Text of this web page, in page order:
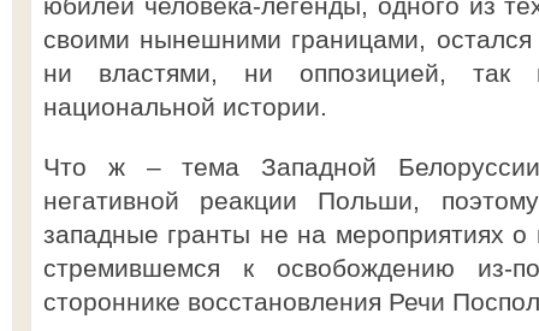
своими нынешними границами, остался
ни властями, ни оппозицией, так
национальной истории.
Что ж – тема Западной
негативной реакции Польши,
западные гранты не на мероприятиях
стремившемся к освобождению
стороннике восстановления Речи